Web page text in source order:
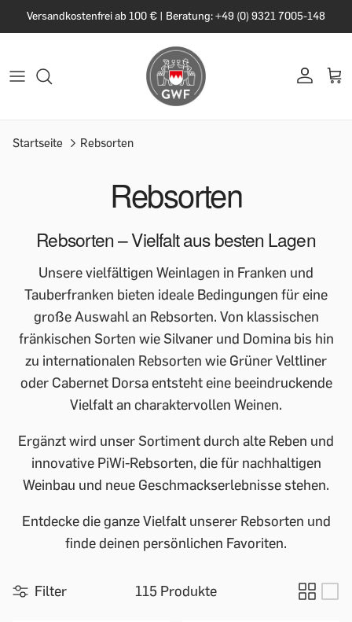
Versandkostenfrei ab 100 € | Beratung: +49 (0) 9321 7005-148
Startseite Rebsorten
Rebsorten
Rebsorten – Vielfalt aus besten Lagen
Unsere vielfältigen Weinlagen in Franken und
Tauberfranken bieten ideale Bedingungen für eine
große Auswahl an Rebsorten. Von klassischen
fränkischen Sorten wie Silvaner und Domina bis hin
zu internationalen Rebsorten wie Grüner Veltliner
oder Cabernet Dorsa entsteht eine beeindruckende
Vielfalt an charaktervollen Weinen.
Ergänzt wird unser Sortiment durch alte Reben und
innovative PiWi-Rebsorten, die für nachhaltigen
Weinbau und neue Geschmackserlebnisse stehen.
Entdecke die ganze Vielfalt unserer Rebsorten und
finde deinen persönlichen Favoriten.
Filter 115 Produkte